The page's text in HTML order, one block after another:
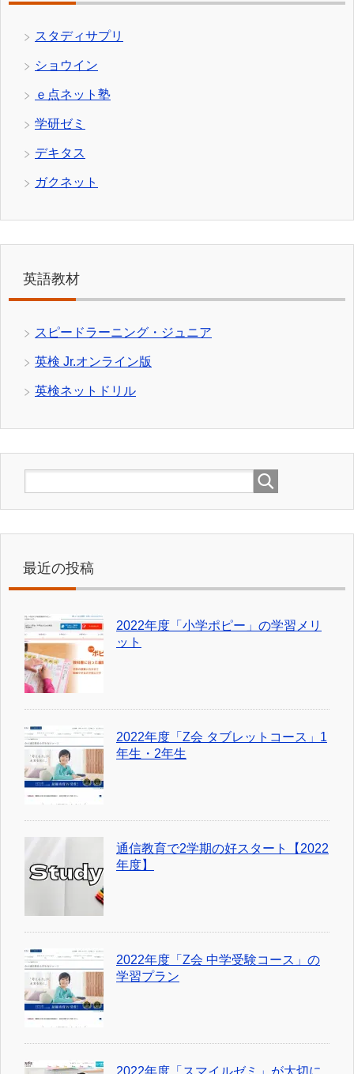
スタディサプリ
ショウイン
ｅ点ネット塾
学研ゼミ
デキタス
ガクネット
英語教材
スピードラーニング・ジュニア
英検 Jr.オンライン版
英検ネットドリル
最近の投稿
2022年度「小学ポピー」の学習メリ
ット
2022年度「Z会 タブレットコース」1
年生・2年生
通信教育で2学期の好スタート【2022
年度】
2022年度「Z会 中学受験コース」の
学習プラン
2022年度「スマイルゼミ」が大切に